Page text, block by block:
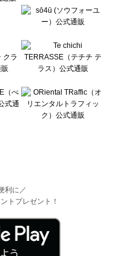
利に／
トプレゼント！